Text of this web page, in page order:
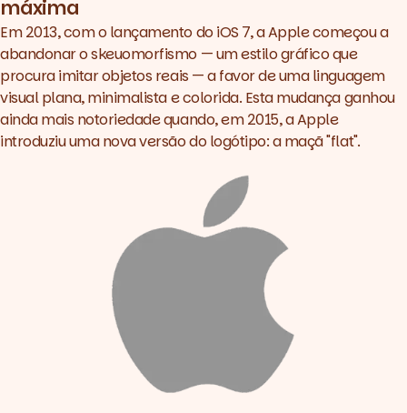
máxima
Em 2013, com o lançamento do iOS 7, a Apple começou a
abandonar o skeuomorfismo — um estilo gráfico que
procura imitar objetos reais — a favor de uma linguagem
visual plana, minimalista e colorida. Esta mudança ganhou
ainda mais notoriedade quando, em 2015, a Apple
introduziu uma nova versão do logótipo: a maçã "flat".